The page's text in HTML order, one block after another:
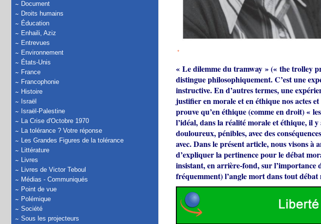
Document
Droits humains
Éducation
Enhaili, Aziz
Entrevues
Environnement
États-Unis
France
Francophonie
Histoire
Israël
Israël-Palestine
La Crise d'Octobre 1970
La tolérance ? Votre réponse
Les Grandes Figures de la tolérance
Littérature
Livres
Livres de Victor Teboul
Médias - Communiqués
Point de vue
Polémique
Société
Sous les projecteurs
*
« Le dilemme du tramway » (« the trolley
distingue philosophiquement. C’est une
instructive. En d’autres termes, une
justifier en morale et en éthique nos actes
prouve qu’en éthique (comme en droit) «
l’idéal, dans la réalité morale et éthique, il
douloureux, pénibles, avec des
avec. Dans le présent article, nous visons
d’expliquer la pertinence pour le débat
insistant, en arrière-fond, sur l’importance
fréquemment) l’angle mort dans tout